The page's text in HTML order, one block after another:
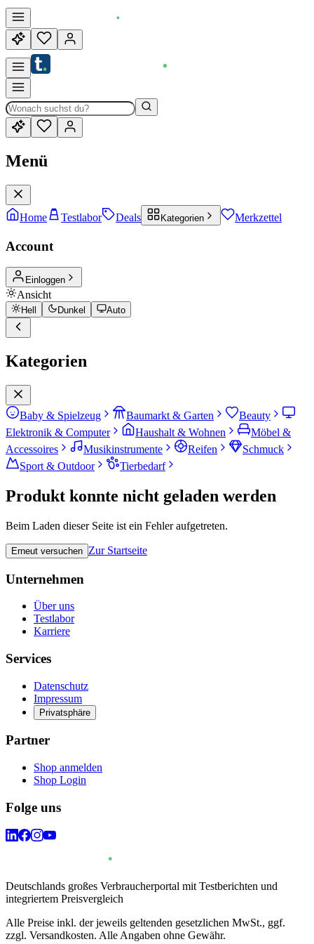
Menü
Home Testlabor Deals Kategorien Merkzettel
Account
Einloggen
Ansicht
Hell Dunkel Auto
Kategorien
Baby & Spielzeug Baumarkt & Garten
Beauty
Elektronik & Computer
Haushalt & Wohnen
Möbel &
Accessoires
Musikinstrumente Reifen
Schmuck
Sport & Outdoor
Tierbedarf
Produkt konnte nicht geladen werden
Beim Laden dieser Seite ist ein Fehler aufgetreten.
Erneut versuchen Zur Startseite
Unternehmen
Über uns
Testlabor
Karriere
Services
Datenschutz
Impressum
Privatsphäre
Partner
Shop anmelden
Shop Login
Folge uns
Deutschlands großes Verbraucherportal mit Testberichten und
integriertem Preisvergleich
Alle Preise inkl. der jeweils geltenden gesetzlichen MwSt., ggf.
zzgl. Versandkosten. Alle Angaben ohne Gewähr.